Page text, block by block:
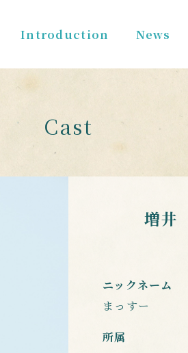
Introduction News
Cast
増井
ニックネーム
まっすー
所属